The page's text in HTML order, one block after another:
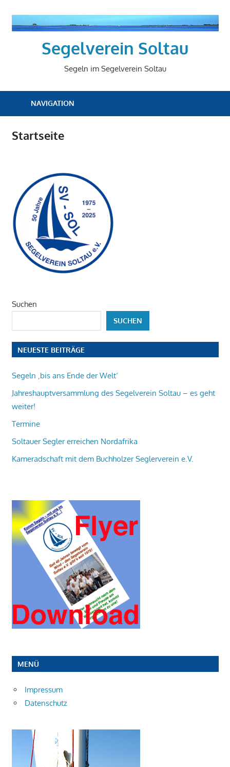
springen
Segelverein Soltau
Segeln im Segelverein Soltau
NAVIGATION
Startseite
Suchen
SUCHEN
NEUESTE BEITRÄGE
Segeln ‚bis ans Ende der Welt‘
Jahreshauptversammlung des Segelverein Soltau – es geht
weiter!
Termine
Soltauer Segler erreichen Nordafrika
Kameradschaft mit dem Buchholzer Seglerverein e.V.
MENÜ
Impressum
Datenschutz